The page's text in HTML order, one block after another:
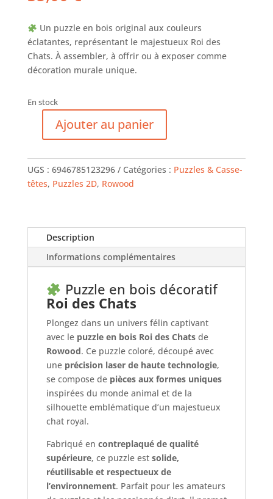
Un puzzle en bois original aux couleurs
éclatantes, représentant le majestueux Roi des
Chats. À assembler, à offrir ou à exposer comme
décoration murale unique.
En stock
quantité
Roi
des
chats
2D
Ajouter au panier
UGS : 6946785123296 Catégories : Puzzles & Casse-
têtes, Puzzles 2D, Rowood
Description
Informations complémentaires
Puzzle en bois décoratif
Roi des Chats
Plongez dans un univers félin captivant
avec le puzzle en bois Roi des Chatsde
Rowood. Ce puzzle coloré, découpé avec
une précision laser de haute technologie,
se compose de pièces aux formes uniques
inspirées du monde animal et de la
silhouette emblématique d’un majestueux
chat royal.
Fabriqué en contreplaqué de qualité
supérieure, ce puzzle est solide,
réutilisable et respectueux de
l’environnement. Parfait pour les amateurs